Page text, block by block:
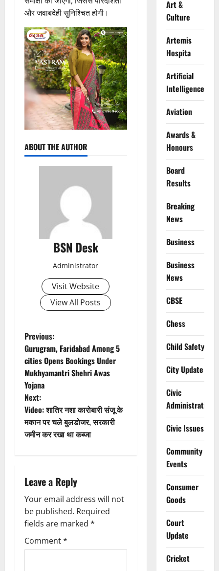
और जवाबदेही सुनिश्चित होगी।
ABOUT THE AUTHOR
BSN Desk
Administrator
Visit Website
View All Posts
P
o
s
t
n
a
i
g
a
t
Previous:
Gurugram, Faridabad Among 5
cities Opens Bookings Under
Mukhyamantri Shehri Awas
Yojana
Next:
Video: शातिर नशा कारोबारी संजू के
मकान पर चले बुलडोजर, सरकारी
जमीन कर रखा था कब्जा
Leave a Reply
Your email address will not
be published. Required
fields are marked *
Comment*
Art &
Culture
Artemis
Hospita
Artificial
Intelligence
Aviation
Awards &
Honours
Board
Results
Breaking
News
Business
Business
News
CBSE
Chess
Child Safety
City Update
Civic
Administration
Civic Issues
Community
Events
Consumer
Goods
Court
Update
Cricket